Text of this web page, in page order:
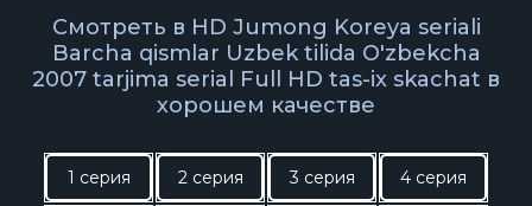
Смотреть в HD Jumong Koreya seriali
Barcha qismlar Uzbek tilida O'zbekcha
2007 tarjima serial Full HD tas-ix skachat в
хорошем качестве
1 серия 2 серия 3 серия 4 серия